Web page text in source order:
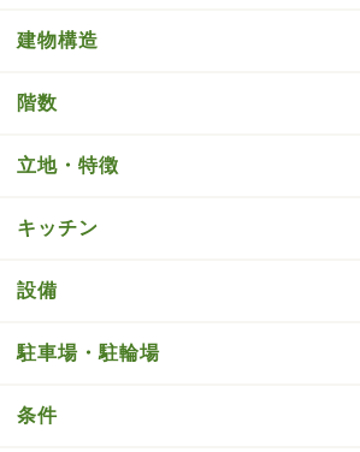
建物構造
階数
立地・特徴
キッチン
設備
駐車場・駐輪場
条件